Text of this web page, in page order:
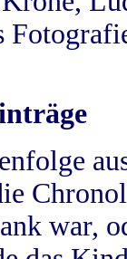
war,